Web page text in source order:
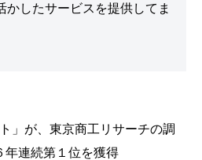
かしたサービスを提供してま
」が、東京商工リサーチの調
年連続第１位を獲得